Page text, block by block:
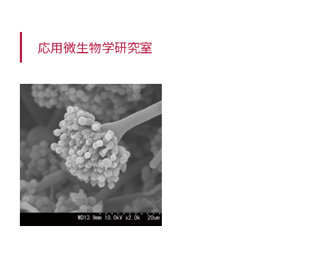
応用微生物学研究室